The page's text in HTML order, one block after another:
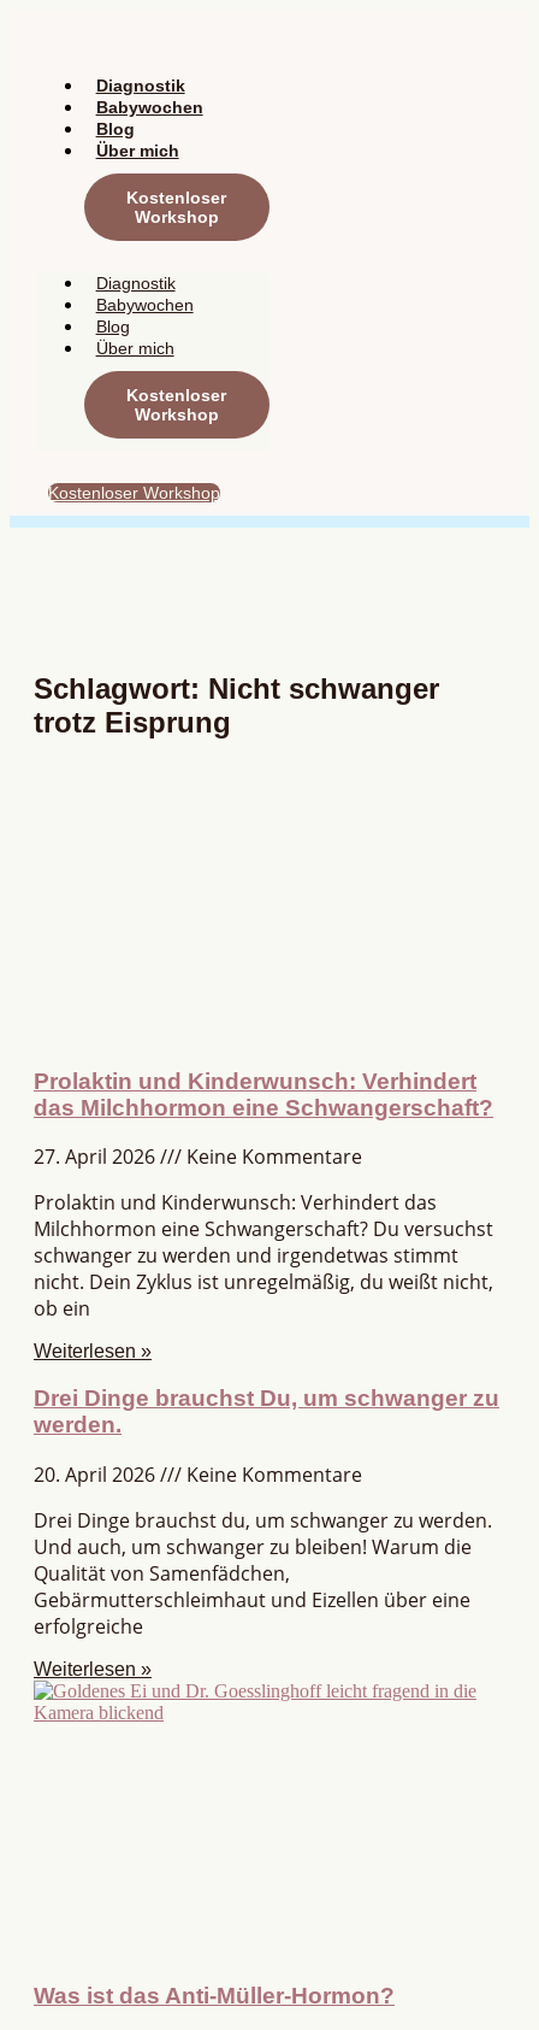
Diagnostik
Babywochen
Blog
Über mich
Kostenloser
Workshop
Diagnostik
Babywochen
Blog
Über mich
Kostenloser
Workshop
Kostenloser Workshop
Schlagwort: Nicht schwanger
trotz Eisprung
Prolaktin und Kinderwunsch: Verhindert
das Milchhormon eine Schwangerschaft?
27. April 2026
Keine Kommentare
Prolaktin und Kinderwunsch: Verhindert das
Milchhormon eine Schwangerschaft? Du versuchst
schwanger zu werden und irgendetwas stimmt
nicht. Dein Zyklus ist unregelmäßig, du weißt nicht,
ob ein
Weiterlesen »
Drei Dinge brauchst Du, um schwanger zu
werden.
20. April 2026
Keine Kommentare
Drei Dinge brauchst du, um schwanger zu werden.
Und auch, um schwanger zu bleiben! Warum die
Qualität von Samenfädchen,
Gebärmutterschleimhaut und Eizellen über eine
erfolgreiche
Weiterlesen »
Was ist das Anti-Müller-Hormon?